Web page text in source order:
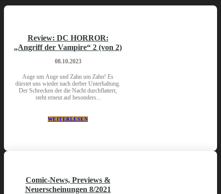
Review: DC HORROR:
„Angriff der Vampire“ 2 (von 2)
08.10.2023
Auge um Auge und Zahn um Zahn! Es
dürstet uns wieder nach derber Unterhaltung.
Der Schrecken der die Nacht durchflattert,
steht erneut auf besonders...
WEITERLESEN
Comic-News, Previews &
Neuerscheinungen 8/2021